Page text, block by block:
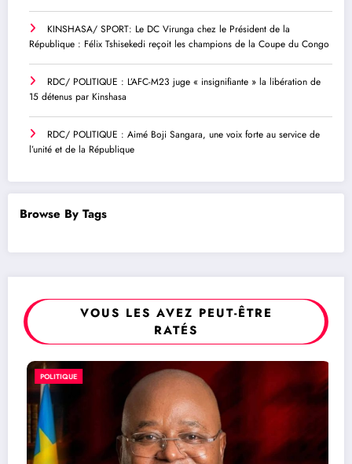
KINSHASA/ SPORT: Le DC Virunga chez le Président de la
République : Félix Tshisekedi reçoit les champions de la Coupe du Congo
RDC/ POLITIQUE : L’AFC-M23 juge « insignifiante » la libération de
15 détenus par Kinshasa
RDC/ POLITIQUE : Aimé Boji Sangara, une voix forte au service de
l’unité et de la République
Browse By Tags
VOUS LES AVEZ PEUT-ÊTRE
RATÉS
SOCIÉTÉ